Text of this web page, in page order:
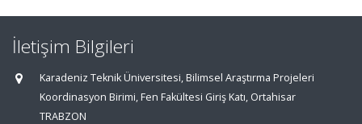
İletişim Bilgileri
Karadeniz Teknik Üniversitesi, Bilimsel Araştırma Projeleri
Koordinasyon Birimi, Fen Fakültesi Giriş Katı, Ortahisar
TRABZON